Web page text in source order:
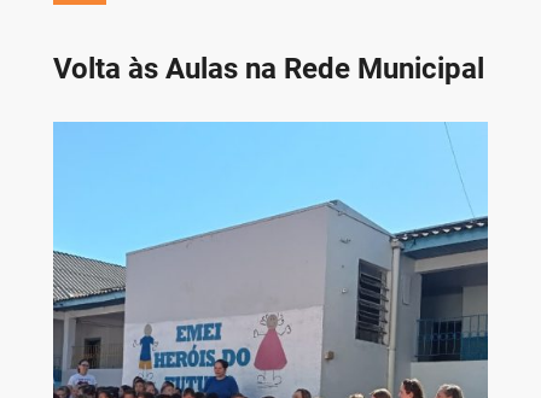
Volta às Aulas na Rede Municipal